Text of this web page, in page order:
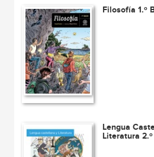
Filosofía 1.º
Lengua
Literatura